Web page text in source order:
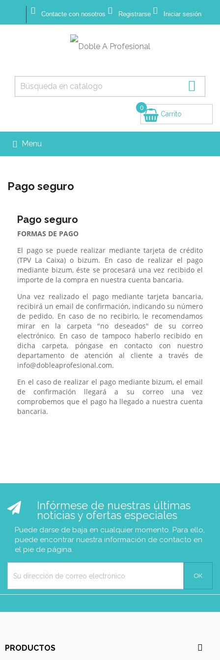
 Contacte con nosotros  Registrarse  Iniciar sesión

Carrito
0
 Menu
Pago seguro
Pago seguro
FORMAS DE PAGO
El pago se puede realizar mediante tarjeta de crédito
(TPV La Caixa) o bizum. En caso de realizar el pago
mediante bizum, éste se procesará una vez recibido el
importe de la compra en nuestra cuenta bancaria.
Una vez realizado el pago mediante tarjeta bancaria,
recibirá un email de confirmación, indicando su número
de pedido. En caso de no recibirlo, le recomendamos
mirar en la carpeta "no deseados" de su correo
electrónico. En caso de tampoco haberlo recibido en
dicha carpeta, póngase en contacto con nuestro
departamento de atención al cliente a través de
info@dobleaprofesional.com.
En el caso de realizar el pago mediante bizum, el email
de confirmación llegará a su correo una vez
comprobemos que el pago ha llegado a nuestra cuenta
bancaria.
Infórmese de nuestras últimas
noticias y ofertas especiales
Puede darse de baja en cualquier momento. Para ello,
puede encontrar nuestra información de contacto en
el pie de página.
PRODUCTOS 